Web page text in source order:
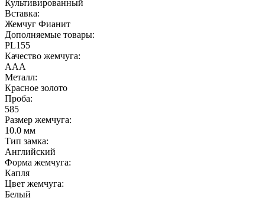
Культивированный
Вставка:
Жемчуг Фианит
Дополняемые товары:
PL155
Качество жемчуга:
ААА
Металл:
Красное золото
Проба:
585
Размер жемчуга:
10.0 мм
Тип замка:
Английский
Форма жемчуга:
Капля
Цвет жемчуга:
Белый